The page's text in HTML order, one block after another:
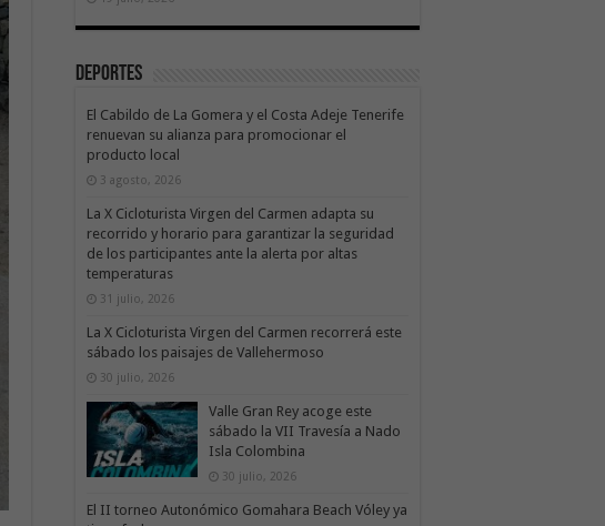
Deportes
El Cabildo de La Gomera y el Costa Adeje Tenerife
renuevan su alianza para promocionar el
producto local
3 agosto, 2026
La X Cicloturista Virgen del Carmen adapta su
recorrido y horario para garantizar la seguridad
de los participantes ante la alerta por altas
temperaturas
31 julio, 2026
La X Cicloturista Virgen del Carmen recorrerá este
sábado los paisajes de Vallehermoso
30 julio, 2026
Valle Gran Rey acoge este
sábado la VII Travesía a Nado
Isla Colombina
30 julio, 2026
El II torneo Autonómico Gomahara Beach Vóley ya